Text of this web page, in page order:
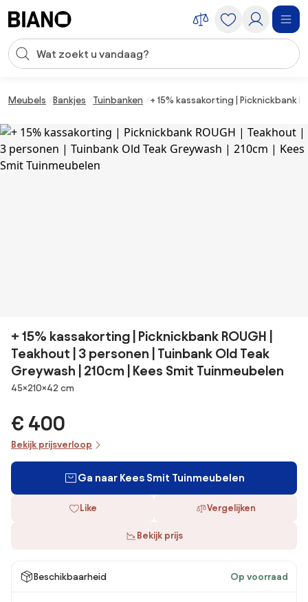
Zoekopdracht invoeren
Meubels Bankjes Tuinbanken + 15% kassakorting | Picknickbank
+ 15% kassakorting | Picknickbank ROUGH |
Teakhout | 3 personen | Tuinbank Old Teak
Greywash | 210cm | Kees Smit Tuinmeubelen
Afmetingen
45×210×42 cm
€ 400
Bekijk prijsverloop
Ga naar Kees Smit Tuinmeubelen
Like Vergelijken
Bekijk prijs
Beschikbaarheid Op voorraad